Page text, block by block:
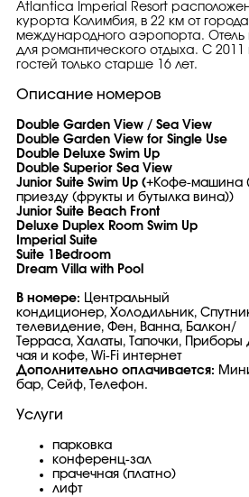
Atlantica Imperial Resort
курорта Колимбия, в 22 км от
международного аэропорта. Отель
для романтического отдыха. С 2011
гостей только старше 16 лет.
Описание номеров
Double Garden View / Sea View
Double Garden View for Single Use
Double Deluxe Swim Up
Double Superior Sea View
Junior Suite Swim Up (+Кофе-машина
приезду (фрукты и бутылка вина))
Junior Suite Beach Front
Deluxe Duplex Room Swim Up
Imperial Suite
Suite 1Bedroom
Dream Villa with Pool
В номере: Центральный
кондиционер, Холодильник,
телевидение, Фен, Ванна, Балкон/
Терраса, Халаты, Тапочки, Приборы
чая и кофе, Wi-Fi интернет
Дополнительно оплачивается:
бар, Сейф, Телефон.
Услуги
парковка
конференц-зал
прачечная (платно)
лифт